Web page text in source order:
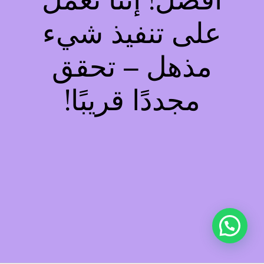
على تنفيذ شيء
مذهل – تحقق
مجددًا قريبًا!